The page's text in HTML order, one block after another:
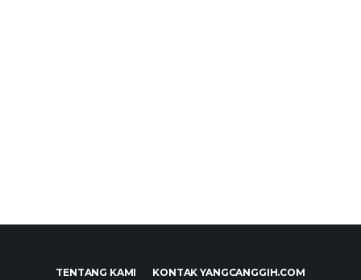
TENTANG KAMI KONTAK YANGCANGGIH.COM